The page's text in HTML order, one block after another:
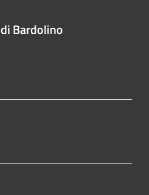
Bardolino